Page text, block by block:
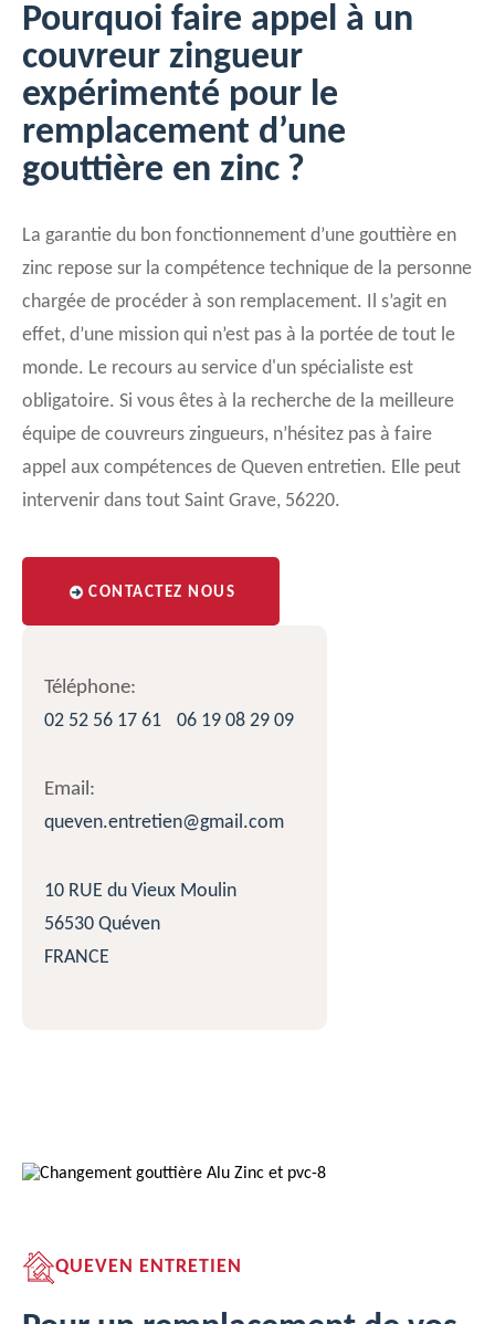
Pourquoi faire appel à un
couvreur zingueur
expérimenté pour le
remplacement d’une
gouttière en zinc ?
La garantie du bon fonctionnement d’une gouttière en
zinc repose sur la compétence technique de la personne
chargée de procéder à son remplacement. Il s’agit en
effet, d’une mission qui n’est pas à la portée de tout le
monde. Le recours au service d'un spécialiste est
obligatoire. Si vous êtes à la recherche de la meilleure
équipe de couvreurs zingueurs, n’hésitez pas à faire
appel aux compétences de Queven entretien. Elle peut
intervenir dans tout Saint Grave, 56220.
CONTACTEZ NOUS
Téléphone:
02 52 56 17 61
06 19 08 29 09
Email:
queven.entretien@gmail.com
10 RUE du Vieux Moulin
56530 Quéven
FRANCE
QUEVEN ENTRETIEN